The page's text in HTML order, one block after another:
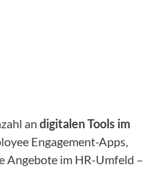
an digitalen Tools im
Engagement-Apps,
Angebote im HR-Umfeld –